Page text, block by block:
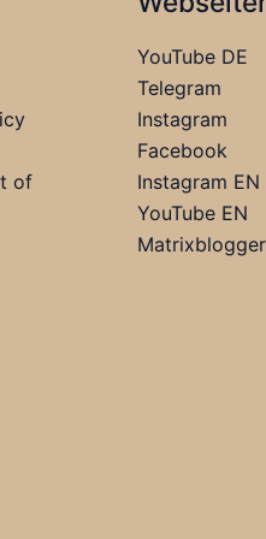
of
YouTube DE
Telegram
Instagram
Facebook
Instagram EN
YouTube EN